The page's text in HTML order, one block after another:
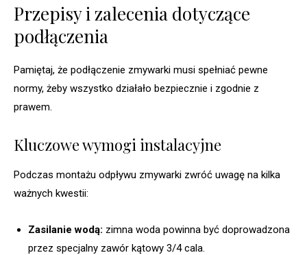
Przepisy i zalecenia dotyczące
podłączenia
Pamiętaj, że podłączenie zmywarki musi spełniać pewne
normy, żeby wszystko działało bezpiecznie i zgodnie z
prawem.
Kluczowe wymogi instalacyjne
Podczas montażu odpływu zmywarki zwróć uwagę na kilka
ważnych kwestii:
Zasilanie wodą: zimna woda powinna być doprowadzona
przez specjalny zawór kątowy 3/4 cala.